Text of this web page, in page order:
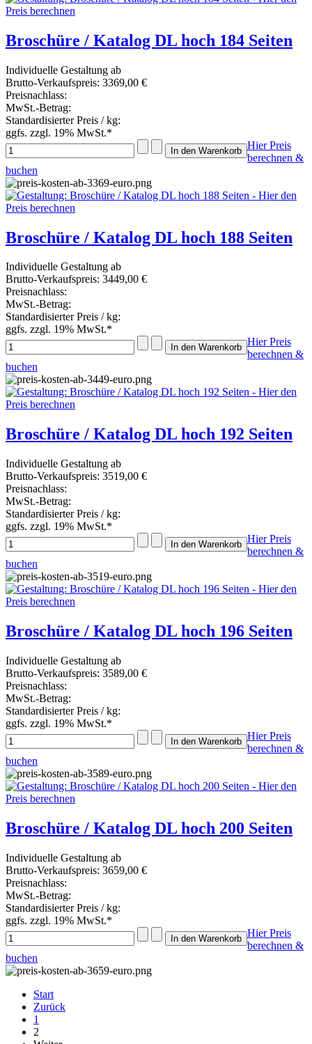
Broschüre / Katalog DL hoch 184 Seiten
Individuelle Gestaltung ab
Brutto-Verkaufspreis: 3369,00 €
Preisnachlass:
MwSt.-Betrag:
Standardisierter Preis / kg:
ggfs. zzgl. 19% MwSt.*
Hier Preis
berechnen &
buchen
Broschüre / Katalog DL hoch 188 Seiten
Individuelle Gestaltung ab
Brutto-Verkaufspreis: 3449,00 €
Preisnachlass:
MwSt.-Betrag:
Standardisierter Preis / kg:
ggfs. zzgl. 19% MwSt.*
Hier Preis
berechnen &
buchen
Broschüre / Katalog DL hoch 192 Seiten
Individuelle Gestaltung ab
Brutto-Verkaufspreis: 3519,00 €
Preisnachlass:
MwSt.-Betrag:
Standardisierter Preis / kg:
ggfs. zzgl. 19% MwSt.*
Hier Preis
berechnen &
buchen
Broschüre / Katalog DL hoch 196 Seiten
Individuelle Gestaltung ab
Brutto-Verkaufspreis: 3589,00 €
Preisnachlass:
MwSt.-Betrag:
Standardisierter Preis / kg:
ggfs. zzgl. 19% MwSt.*
Hier Preis
berechnen &
buchen
Broschüre / Katalog DL hoch 200 Seiten
Individuelle Gestaltung ab
Brutto-Verkaufspreis: 3659,00 €
Preisnachlass:
MwSt.-Betrag:
Standardisierter Preis / kg:
ggfs. zzgl. 19% MwSt.*
Hier Preis
berechnen &
buchen
Start
Zurück
1
2